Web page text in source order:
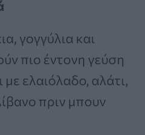
γογγύλια και
πιο έντονη γεύση
ελαιόλαδο, αλάτι,
πριν μπουν